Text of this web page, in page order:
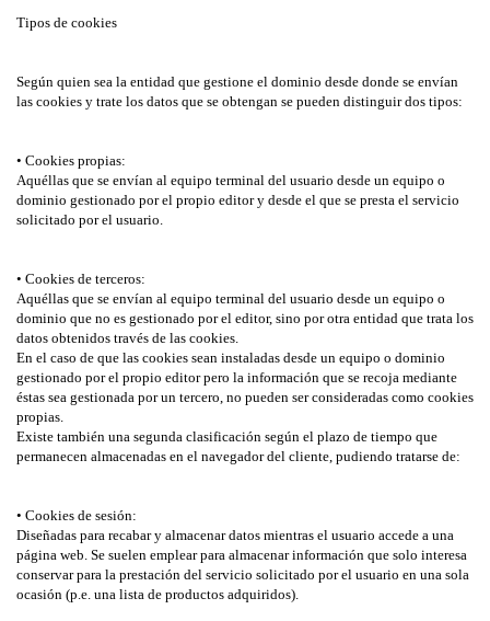
Tipos de cookies
Según quien sea la entidad que gestione el dominio desde donde se envían
las cookies y trate los datos que se obtengan se pueden distinguir dos tipos:
• Cookies propias:
Aquéllas que se envían al equipo terminal del usuario desde un equipo o
dominio gestionado por el propio editor y desde el que se presta el servicio
solicitado por el usuario.
• Cookies de terceros:
Aquéllas que se envían al equipo terminal del usuario desde un equipo o
dominio que no es gestionado por el editor, sino por otra entidad que trata los
datos obtenidos través de las cookies.
En el caso de que las cookies sean instaladas desde un equipo o dominio
gestionado por el propio editor pero la información que se recoja mediante
éstas sea gestionada por un tercero, no pueden ser consideradas como cookies
propias.
Existe también una segunda clasificación según el plazo de tiempo que
permanecen almacenadas en el navegador del cliente, pudiendo tratarse de:
• Cookies de sesión:
Diseñadas para recabar y almacenar datos mientras el usuario accede a una
página web. Se suelen emplear para almacenar información que solo interesa
conservar para la prestación del servicio solicitado por el usuario en una sola
ocasión (p.e. una lista de productos adquiridos).